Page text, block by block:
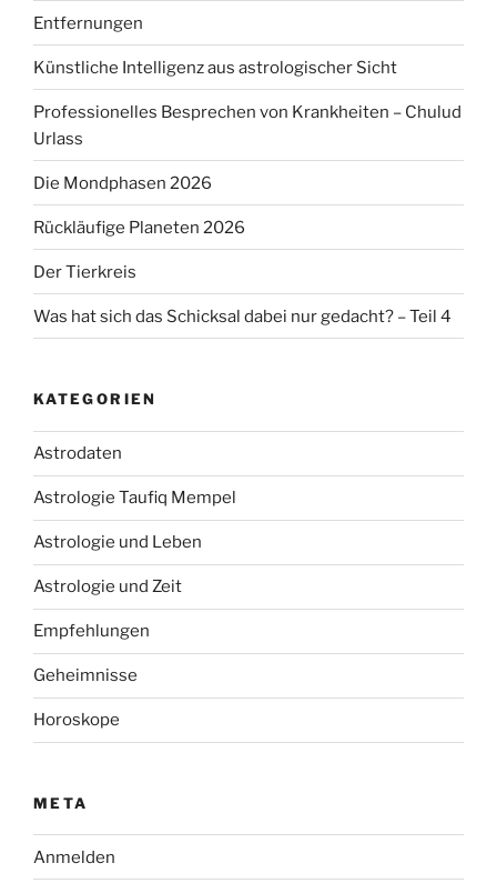
Entfernungen
Künstliche Intelligenz aus astrologischer Sicht
Professionelles Besprechen von Krankheiten – Chulud
Urlass
Die Mondphasen 2026
Rückläufige Planeten 2026
Der Tierkreis
Was hat sich das Schicksal dabei nur gedacht? – Teil 4
KATEGORIEN
Astrodaten
Astrologie Taufiq Mempel
Astrologie und Leben
Astrologie und Zeit
Empfehlungen
Geheimnisse
Horoskope
META
Anmelden